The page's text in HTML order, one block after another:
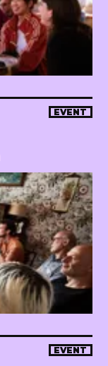
EVENT
EVENT